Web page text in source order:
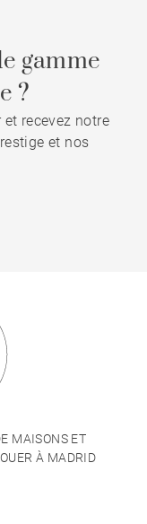
gamme
?
recevez notre
et nos
MAISONS ET
À MADRID